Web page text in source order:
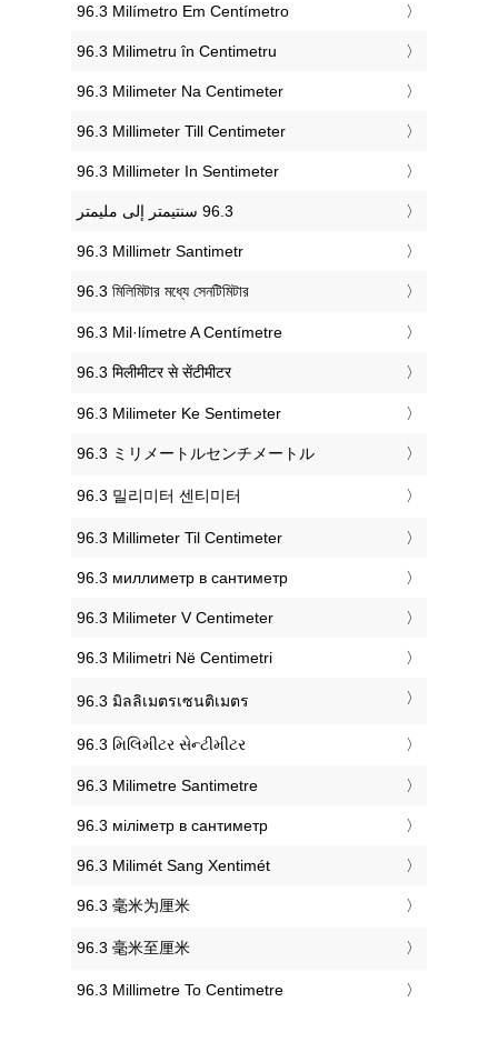
‎96.3 Milímetro Em Centímetro
‎96.3 Milimetru în Centimetru
‎96.3 Milimeter Na Centimeter
‎96.3 Millimeter Till Centimeter
‎96.3 Millimeter In Sentimeter
‎96.3 Millimetr Santimetr
‎96.3 মিলিমিটার মধ্যে সেনটিমিটার
‎96.3 Mil·límetre A Centímetre
‎96.3 मिलीमीटर से सेंटीमीटर
‎96.3 Milimeter Ke Sentimeter
‎96.3 ミリメートルセンチメートル
‎96.3 밀리미터 센티미터
‎96.3 Millimeter Til Centimeter
‎96.3 миллиметр в сантиметр
‎96.3 Milimeter V Centimeter
‎96.3 Milimetri Në Centimetri
‎96.3 มิลลิเมตรเซนติเมตร
‎96.3 મિલિમીટર સેન્ટીમીટર
‎96.3 Milimetre Santimetre
‎96.3 міліметр в сантиметр
‎96.3 Milimét Sang Xentimét
‎96.3 毫米为厘米
‎96.3 毫米至厘米
‎96.3 Millimetre To Centimetre